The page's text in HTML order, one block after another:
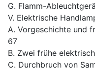
G. Flamm-
V. Elektrische
A. Vorgeschichte und
67
B. Zwei frühe
C. Durchbruch von